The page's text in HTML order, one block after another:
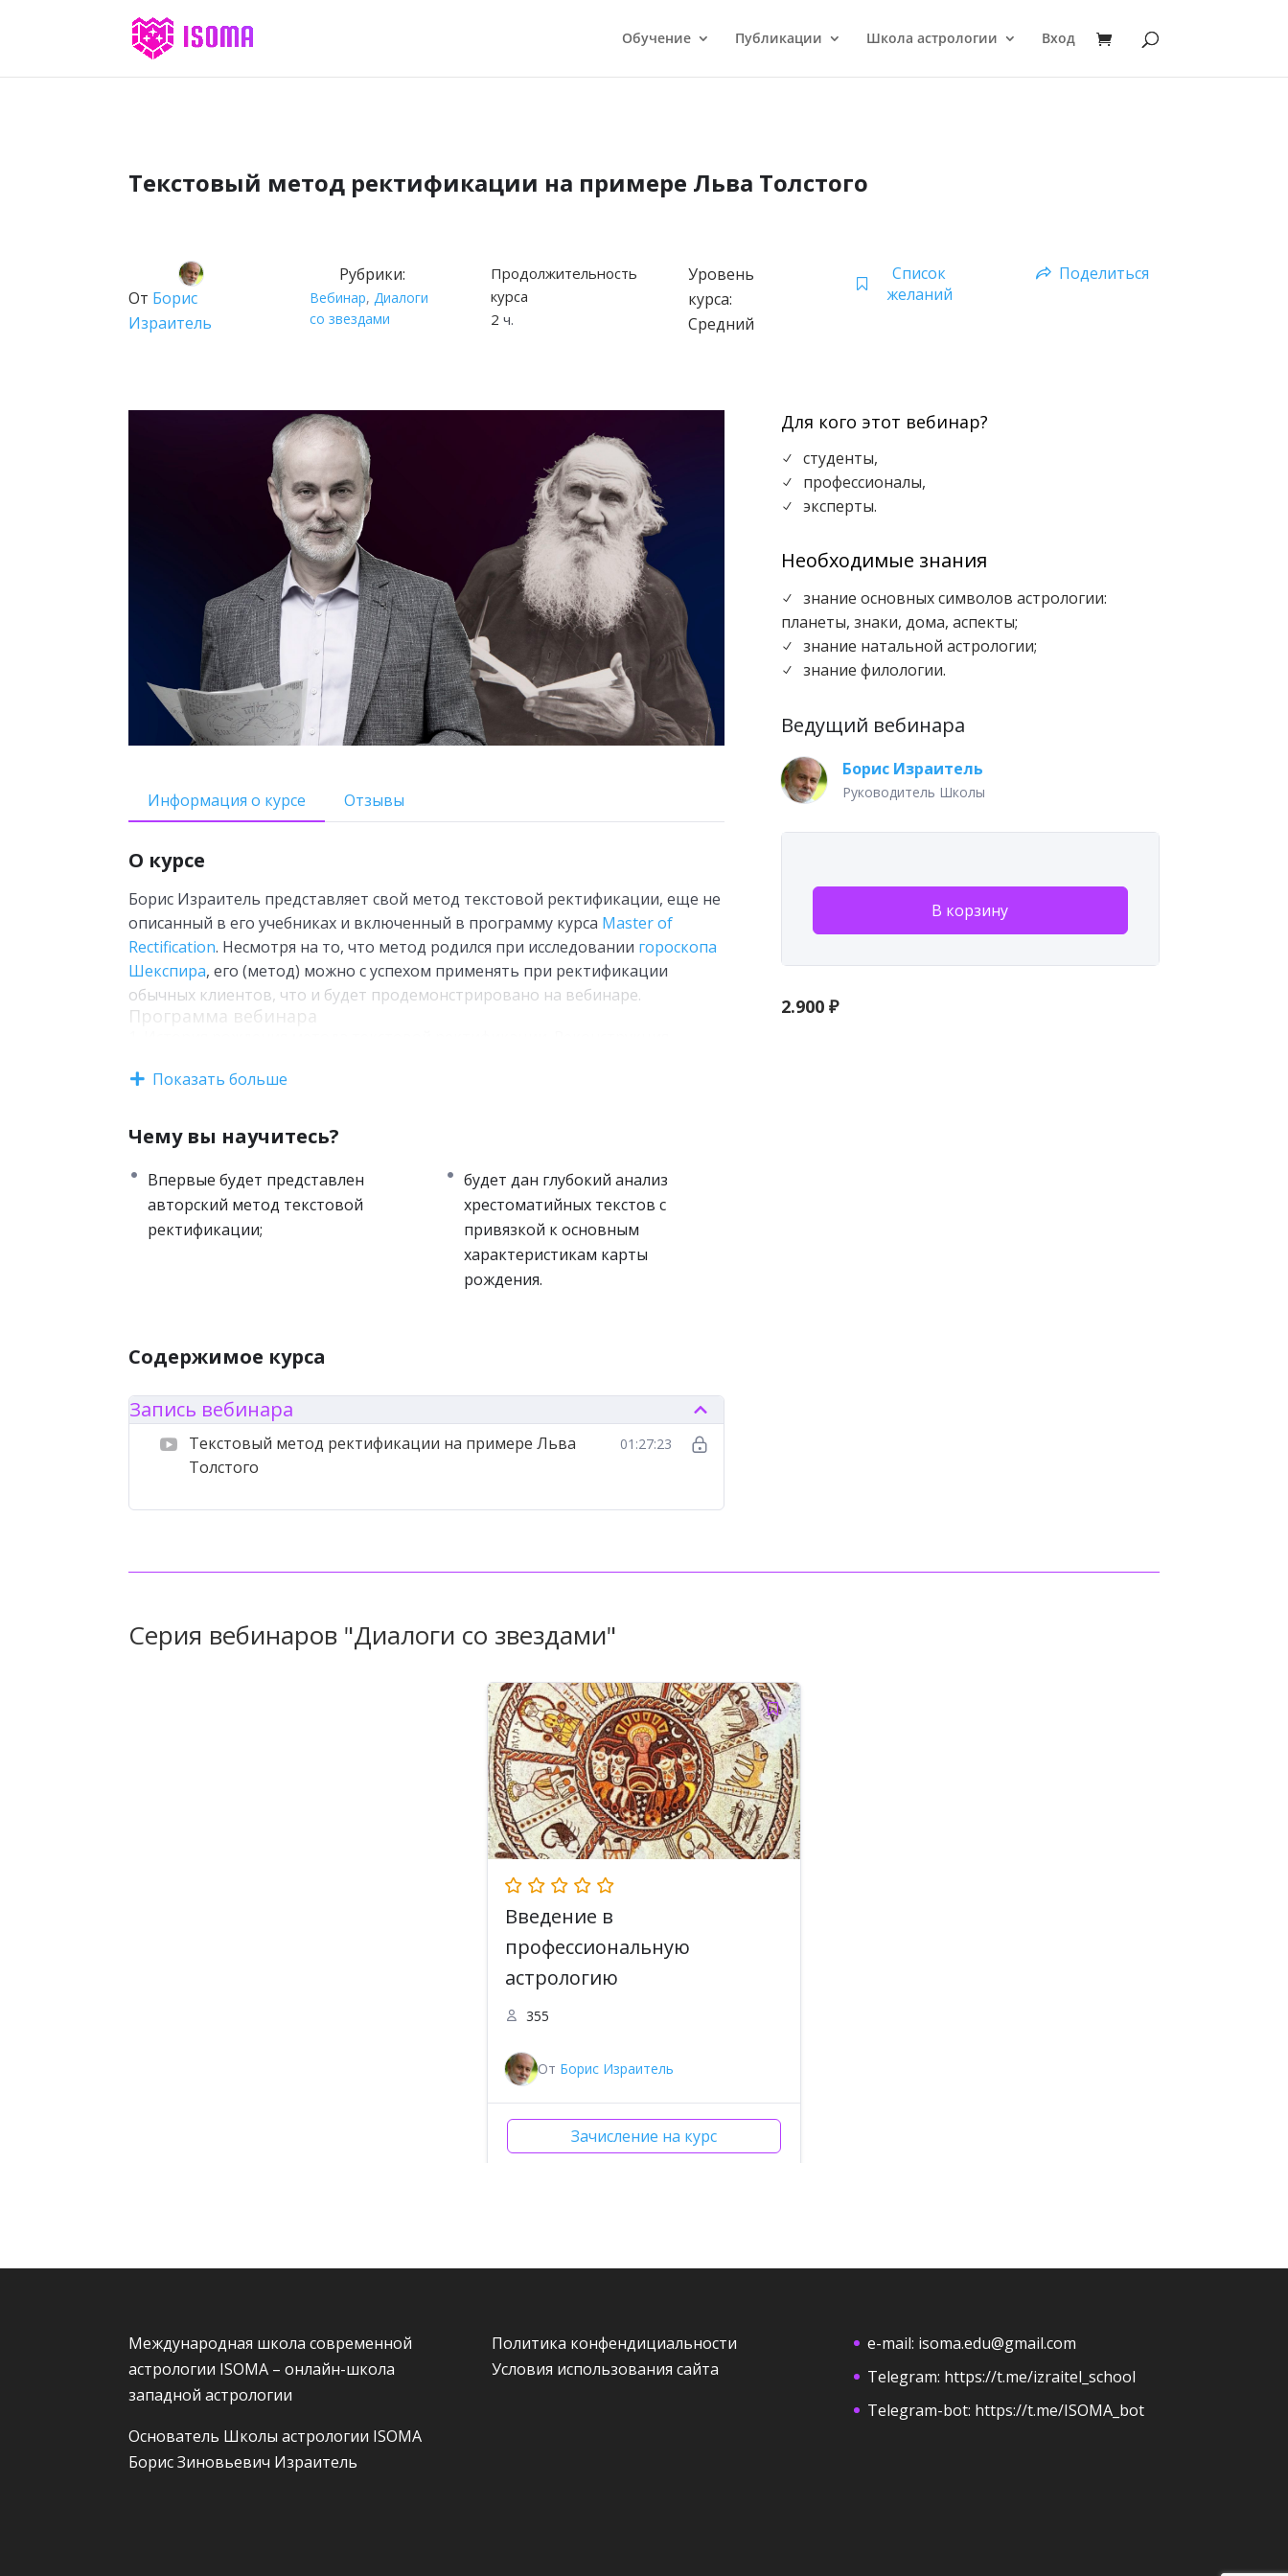
Обучение Публикации Школа астрологии Вход
Текстовый метод ректификации на примере Льва Толстого
От Борис
Израитель
Рубрики:
Вебинар,Диалоги
со звездами
Продолжительность
курса
2 ч.
Уровень
курса:
Средний
Список
желаний
Поделиться
Информация о курсе Отзывы
О курсе
Борис Израитель представляет свой метод текстовой ректификации, еще не
описанный в его учебниках и включенный в программу курса Master of
Rectification. Несмотря на то, что метод родился при исследовании гороскопа
Шекспира, его (метод) можно с успехом применять при ректификации
обычных клиентов, что и будет продемонстрировано на вебинаре.
Программа вебинара
Демонстрация метода текстовой ректификации на примере Льва
Лев Толстой как человек.
Хронология творчества.
Профильные произведения.
Асцендент и первые строки романов.
Текстовый метод и проблемы авторства в литературе.
Показать больше
Чему вы научитесь?
Впервые будет представлен
авторский метод текстовой
ректификации;
будет дан глубокий анализ
хрестоматийных текстов с
привязкой к основным
характеристикам карты
рождения.
Содержимое курса
Запись вебинара
Текстовый метод ректификации на примере Льва
Толстого
01:27:23
Для кого этот вебинар?
N студенты,
N профессионалы,
N эксперты.
Необходимые знания
N
знание основных символов астрологии:
планеты, знаки, дома, аспекты;
N знание натальной астрологии;
N знание филологии.
Ведущий вебинара
Борис Израитель
Руководитель Школы
В корзину
2.900 ₽
Серия вебинаров "Диалоги со звездами"
Введение в
профессиональную
астрологию
355
От Борис Израитель
Зачисление на курс
Международная школа современной
астрологии ISOMA – онлайн-школа
западной астрологии
Основатель Школы астрологии ISOMA
Борис Зиновьевич Израитель
Политика конфендициальности
Условия использования сайта
e-mail: isoma.edu@gmail.com
Telegram: https://t.me/izraitel_school
Telegram-bot: https://t.me/ISOMA_bot